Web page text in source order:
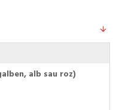
alb sau roz)